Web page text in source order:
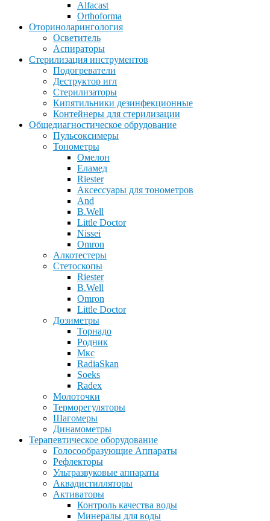
Alfacast
Orthoforma
Оториноларингология
Осветитель
Аспираторы
Стерилизация инструментов
Подогреватели
Деструктор игл
Стерилизаторы
Кипятильники дезинфекционные
Контейнеры для стерилизации
Общедиагностическое обрудование
Пульсоксимеры
Тонометры
Омелон
Еламед
Riester
Аксессуары для тонометров
And
B.Well
Little Doctor
Nissei
Omron
Алкотестеры
Стетоскопы
Riester
B.Well
Omron
Little Doctor
Дозиметры
Торнадо
Родник
Мкс
RadiaSkan
Soeks
Radex
Молоточки
Терморегуляторы
Шагомеры
Динамометры
Терапевтическое оборудование
Голосообразующие Аппараты
Рефлекторы
Ультразвуковые аппараты
Аквадистилляторы
Активаторы
Контроль качества воды
Минералы для воды